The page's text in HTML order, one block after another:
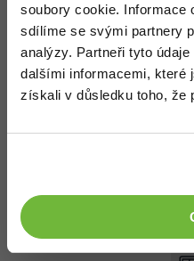
soubory cookie. Informace
sdílíme se svými partnery
analýzy. Partneři tyto
dalšími informacemi, které
získali v důsledku toho, že
Lekce 10:3D